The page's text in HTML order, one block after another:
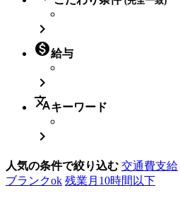

給与

translateキーワード

人気の条件で絞り込む 交通費支給
ブランクok 残業月10時間以下